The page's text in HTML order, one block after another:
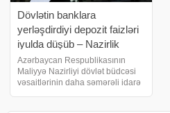
Dövlətin banklara
yerləşdirdiyi depozit faizləri
iyulda düşüb – Nazirlik
Azərbaycan Respublikasının
Maliyyə Nazirliyi dövlət büdcəsi
vəsaitlərinin daha səmərəli idarə